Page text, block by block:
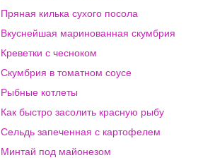
Пряная килька сухого посола
Вкуснейшая маринованная скумбрия
Креветки с чесноком
Скумбрия в томатном соусе
Рыбные котлеты
Как быстро засолить красную рыбу
Сельдь запеченная с картофелем
Минтай под майонезом